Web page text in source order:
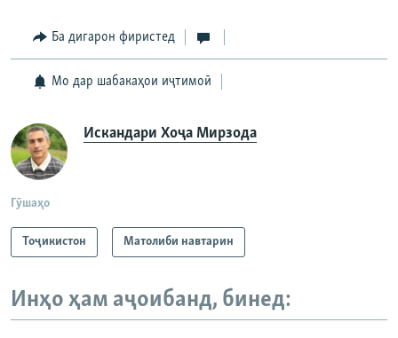
Ба дигарон фиристед
Мо дар шабакаҳои иҷтимоӣ
Искандари Хоҷа Мирзода
Гӯшаҳо
Тоҷикистон Матолиби навтарин
Инҳо ҳам аҷоибанд, бинед: